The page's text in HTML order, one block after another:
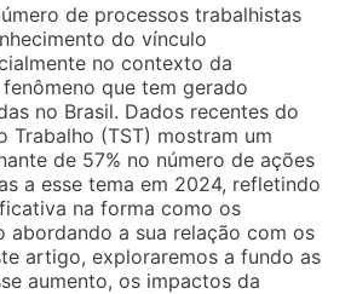
de processos trabalhistas
do vínculo
no contexto da
fenômeno que tem gerado
no Brasil. Dados recentes do
Trabalho (TST) mostram um
de 57% no número de ações
a esse tema em 2024, refletindo
na forma como os
abordando a sua relação com os
artigo, exploraremos a fundo as
aumento, os impactos da